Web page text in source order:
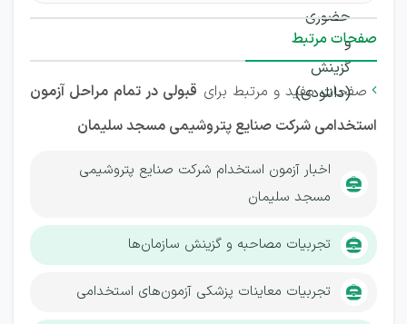
صفحات مرتبط
 صفحات مفید و مرتبط برای قبولی در تمام مراحل آزمون
استخدامی شرکت صنایع پتروشیمی مسجد سلیمان
اخبار آزمون استخدام شرکت صنایع پتروشیمی
مسجد سلیمان
تجربیات مصاحبه و گزینش سازمان‌ها
تجربیات معاینات پزشکی آزمون‌های استخدامی